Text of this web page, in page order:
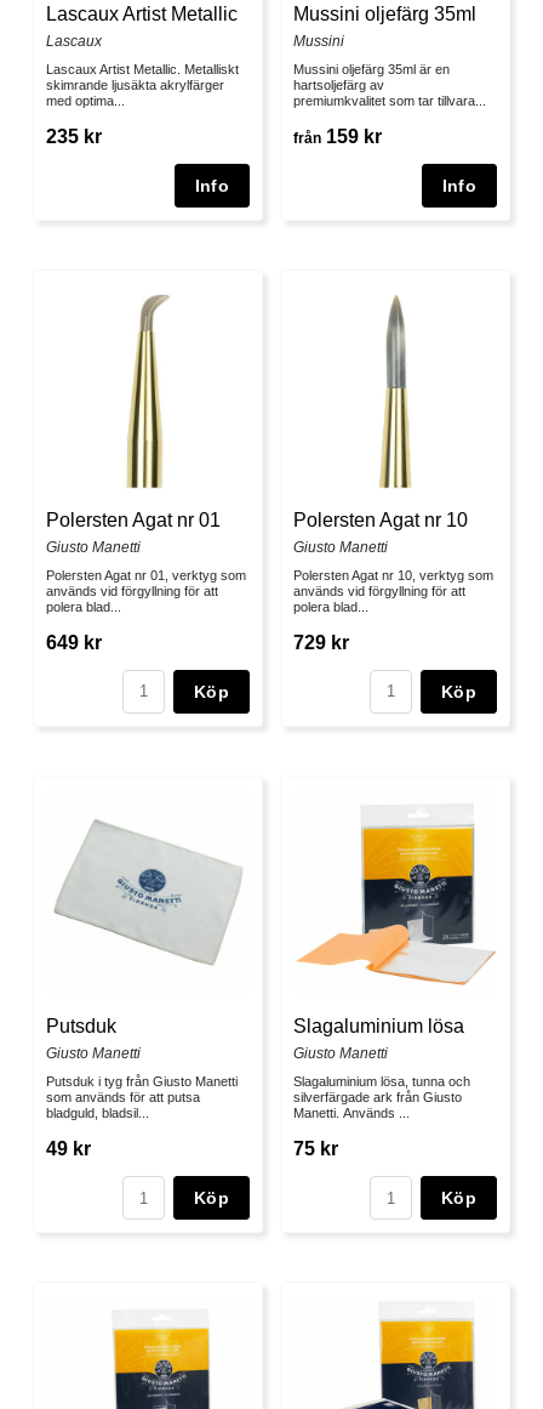
Lascaux Artist Metallic
Lascaux
Lascaux Artist Metallic. Metalliskt
skimrande ljusäkta akrylfärger
med optima...
235 kr
Mussini oljefärg 35ml
Mussini
Mussini oljefärg 35ml är en
hartsoljefärg av
premiumkvalitet som tar tillvara...
från 159 kr
Polersten Agat nr 01
Giusto Manetti
Polersten Agat nr 01, verktyg som
används vid förgyllning för att
polera blad...
649 kr
Köp
Polersten Agat nr 10
Giusto Manetti
Polersten Agat nr 10, verktyg som
används vid förgyllning för att
polera blad...
729 kr
Köp
Putsduk
Giusto Manetti
Putsduk i tyg från Giusto Manetti
som används för att putsa
bladguld, bladsil...
49 kr
Köp
Slagaluminium lösa
Giusto Manetti
Slagaluminium lösa, tunna och
silverfärgade ark från Giusto
Manetti. Används ...
75 kr
Köp